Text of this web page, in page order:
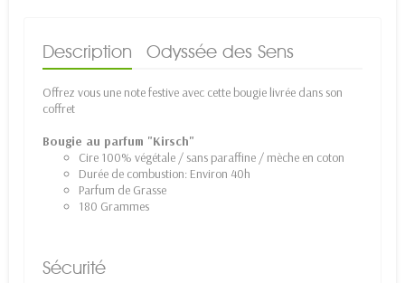
Description Odyssée des Sens
Offrez vous une note festive avec cette bougie livrée dans son
coffret
Bougie au parfum "Kirsch"
Cire 100% végétale / sans paraffine / mèche en coton
Durée de combustion: Environ 40h
Parfum de Grasse
180 Grammes
Sécurité